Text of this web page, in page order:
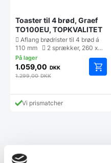
Toaster til 4 brød, Graef
TO100EU, TOPKVALITET
 Aflang brødrister til 4 brød á
110 mm  2 sprækker, 260 x…
1.059,00 DKK
1.299,00DKK
Vi prismatcher